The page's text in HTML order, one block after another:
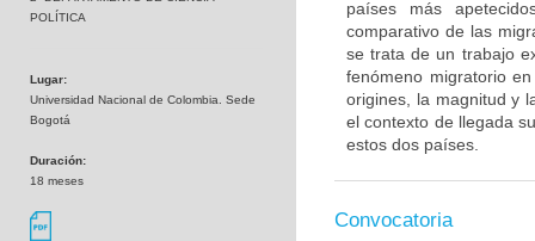
POLÍTICA
Lugar:
Universidad Nacional de Colombia. Sede
Bogotá
Duración:
18 meses
países más
comparativo de las
se trata de un trabajo
fenómeno migratorio
origines, la magnitud y
el contexto de llegada
estos dos países.
Convocatoria